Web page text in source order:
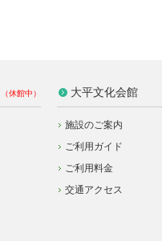
大平文化会館
施設のご案内
ご利用ガイド
ご利用料金
交通アクセス